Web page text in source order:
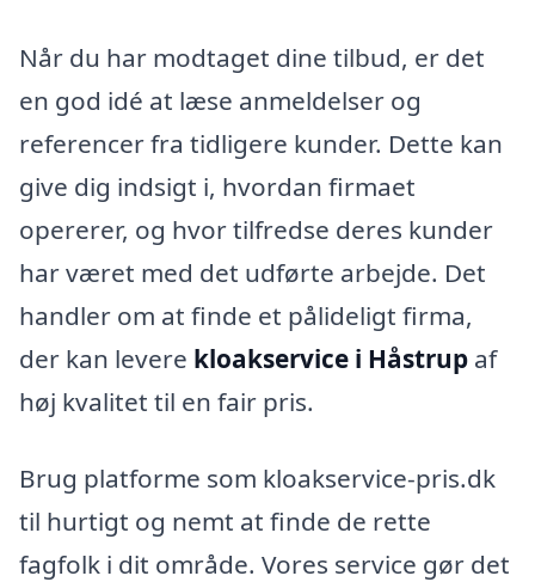
Når du har modtaget dine tilbud, er det
en god idé at læse anmeldelser og
referencer fra tidligere kunder. Dette kan
give dig indsigt i, hvordan firmaet
opererer, og hvor tilfredse deres kunder
har været med det udførte arbejde. Det
handler om at finde et pålideligt firma,
der kan levere kloakservice i Håstrup af
høj kvalitet til en fair pris.
Brug platforme som kloakservice-pris.dk
til hurtigt og nemt at finde de rette
fagfolk i dit område. Vores service gør det